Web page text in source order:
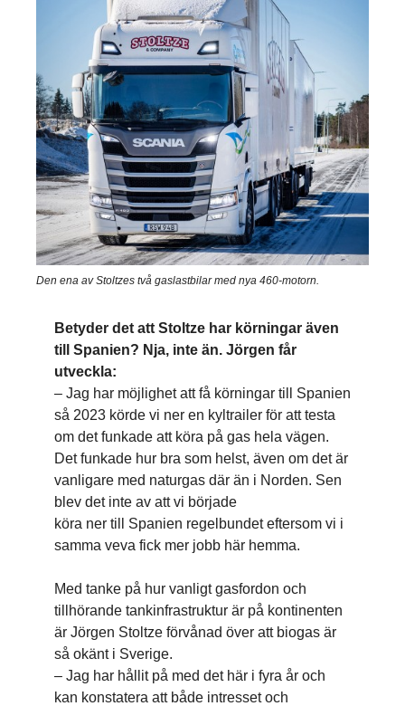
Den ena av Stoltzes två gaslastbilar med nya 460-motorn.
Betyder det att Stoltze har körningar även
till Spanien? Nja, inte än. Jörgen får
utveckla:
– Jag har möjlighet att få körningar till Spanien
så 2023 körde vi ner en kyltrailer för att testa
om det funkade att köra på gas hela vägen.
Det funkade hur bra som helst, även om det är
vanligare med naturgas där än i Norden. Sen
blev det inte av att vi började
köra ner till Spanien regelbundet eftersom vi i
samma veva fick mer jobb här hemma.
Med tanke på hur vanligt gasfordon och
tillhörande tankinfrastruktur är på kontinenten
är Jörgen Stoltze förvånad över att biogas är
så okänt i Sverige.
– Jag har hållit på med det här i fyra år och
kan konstatera att både intresset och